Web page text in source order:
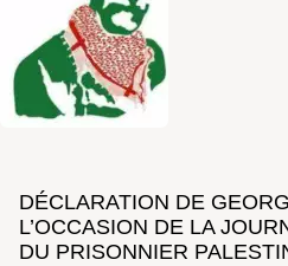
DÉCLARATION DE
L’OCCASION DE LA
DU PRISONNIER